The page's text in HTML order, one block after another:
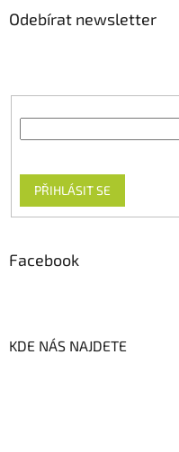
Odebírat newsletter
PŘIHLÁSIT SE
Facebook
KDE NÁS NAJDETE